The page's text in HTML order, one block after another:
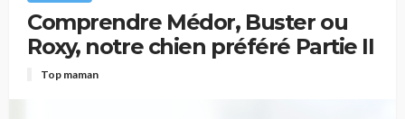
Comprendre Médor, Buster ou
Roxy, notre chien préféré Partie II
Top maman